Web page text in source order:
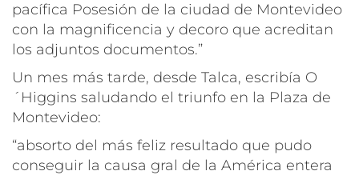
pacífica Posesión de la ciudad de Montevideo
con la magnificencia y decoro que acreditan
los adjuntos documentos.”
Un mes más tarde, desde Talca, escribía O
´Higgins saludando el triunfo en la Plaza de
Montevideo:
“absorto del más feliz resultado que pudo
conseguir la causa gral de la América entera